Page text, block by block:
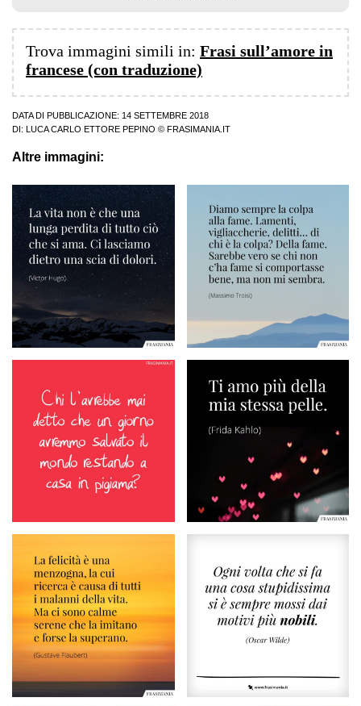
Trova immagini simili in: Frasi sull’amore in
francese (con traduzione)
DATA DI PUBBLICAZIONE: 14 SETTEMBRE 2018
DI:
LUCA CARLO ETTORE PEPINO © FRASIMANIA.IT
Altre immagini: